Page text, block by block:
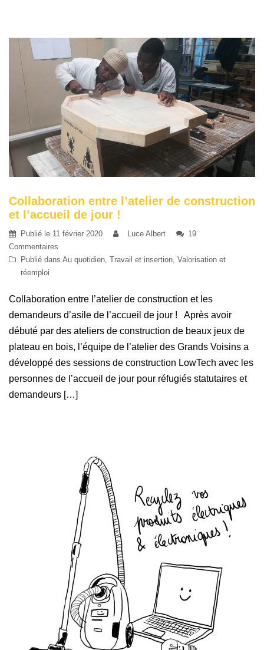
Collaboration entre l’atelier de construction
et l’accueil de jour !
Publié le 11 février 2020 Luce Albert
19
Commentaires
Publié dans Au quotidien, Travail et insertion, Valorisation et
réemploi
Collaboration entre l’atelier de construction et les
demandeurs d’asile de l’accueil de jour ! Après avoir
débuté par des ateliers de construction de beaux jeux de
plateau en bois, l’équipe de l’atelier des Grands Voisins a
développé des sessions de construction LowTech avec les
personnes de l’accueil de jour pour réfugiés statutaires et
demandeurs […]